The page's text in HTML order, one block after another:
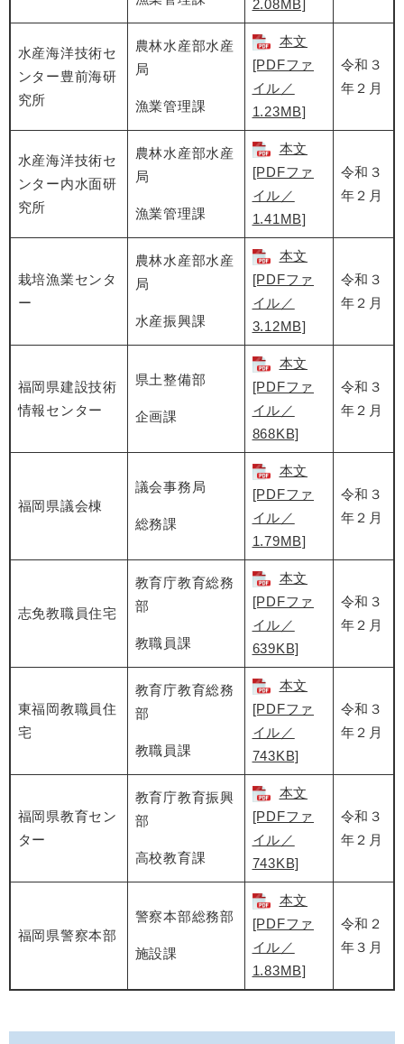
2.08MB]
水産海洋技術セ
ンター豊前海研
究所
農林水産部水産
局
漁業管理課
本文
[PDFファ
イル／
1.23MB]
令和３
年２月
水産海洋技術セ
ンター内水面研
究所
農林水産部水産
局
漁業管理課
本文
[PDFファ
イル／
1.41MB]
令和３
年２月
栽培漁業センタ
ー
農林水産部水産
局
水産振興課
本文
[PDFファ
イル／
3.12MB]
令和３
年２月
福岡県建設技術
情報センター
県土整備部
企画課
本文
[PDFファ
イル／
868KB]
令和３
年２月
福岡県議会棟
議会事務局
総務課
本文
[PDFファ
イル／
1.79MB]
令和３
年２月
志免教職員住宅
教育庁教育総務
部
教職員課
本文
[PDFファ
イル／
639KB]
令和３
年２月
東福岡教職員住
宅
教育庁教育総務
部
教職員課
本文
[PDFファ
イル／
743KB]
令和３
年２月
福岡県教育セン
ター
教育庁教育振興
部
高校教育課
本文
[PDFファ
イル／
743KB]
令和３
年２月
福岡県警察本部
警察本部総務部
施設課
本文
[PDFファ
イル／
1.83MB]
令和２
年３月